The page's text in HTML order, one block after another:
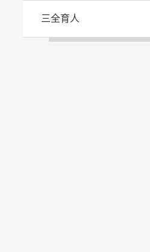
三全育人